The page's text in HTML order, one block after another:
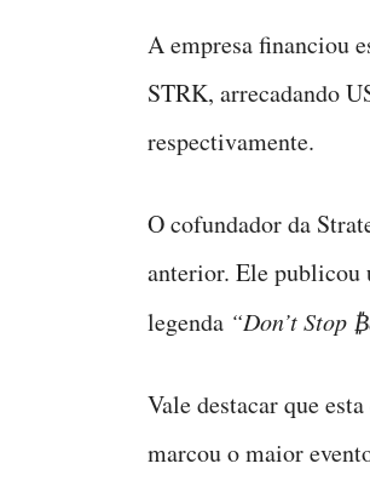
A empresa financiou
STRK, arrecadando
respectivamente.
O cofundador da
anterior. Ele publicou
legenda “Don’t Stop
Vale destacar que
marcou o maior